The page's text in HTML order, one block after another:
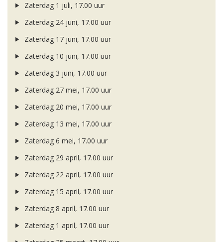
Zaterdag 1 juli, 17.00 uur
Zaterdag 24 juni, 17.00 uur
Zaterdag 17 juni, 17.00 uur
Zaterdag 10 juni, 17.00 uur
Zaterdag 3 juni, 17.00 uur
Zaterdag 27 mei, 17.00 uur
Zaterdag 20 mei, 17.00 uur
Zaterdag 13 mei, 17.00 uur
Zaterdag 6 mei, 17.00 uur
Zaterdag 29 april, 17.00 uur
Zaterdag 22 april, 17.00 uur
Zaterdag 15 april, 17.00 uur
Zaterdag 8 april, 17.00 uur
Zaterdag 1 april, 17.00 uur